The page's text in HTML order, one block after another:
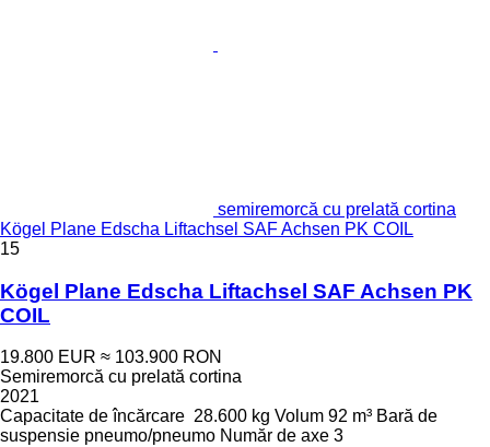
semiremorcă cu prelată cortina
Kögel Plane Edscha Liftachsel SAF Achsen PK COIL
15
Kögel Plane Edscha Liftachsel SAF Achsen PK
COIL
19.800 EUR ≈ 103.900 RON
Semiremorcă cu prelată cortina
2021
Capacitate de încărcare 28.600 kg Volum 92 m³ Bară de
suspensie pneumo/pneumo Număr de axe 3